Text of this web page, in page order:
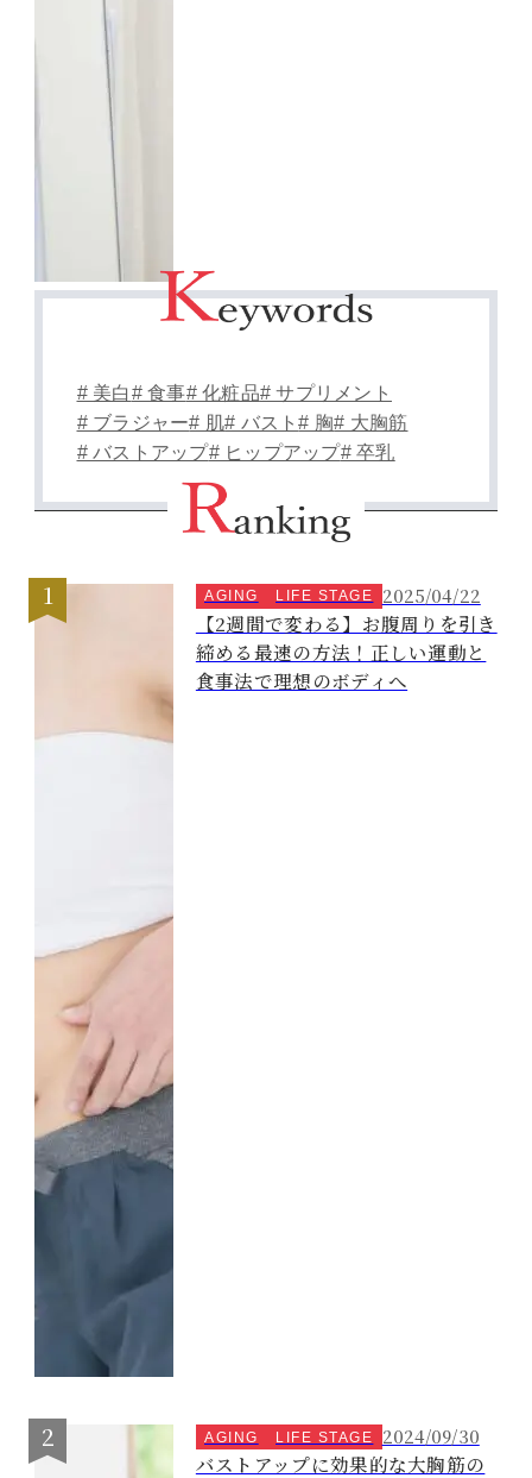
# 美白# 食事# 化粧品# サプリメント
# ブラジャー# 肌# バスト# 胸# 大胸筋
# バストアップ# ヒップアップ# 卒乳
AGING LIFE STAGE 2025/04/22
【2週間で変わる】お腹周りを引き
締める最速の方法！正しい運動と
食事法で理想のボディへ
AGING LIFE STAGE 2024/09/30
バストアップに効果的な大胸筋の